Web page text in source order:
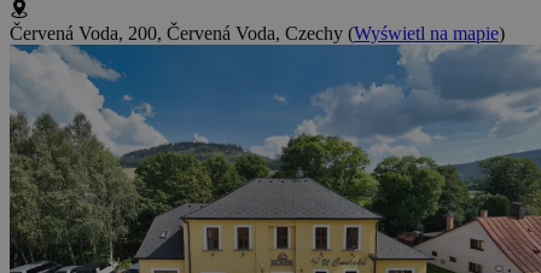
Červená Voda, 200, Červená Voda, Czechy (Wyświetl na mapie)